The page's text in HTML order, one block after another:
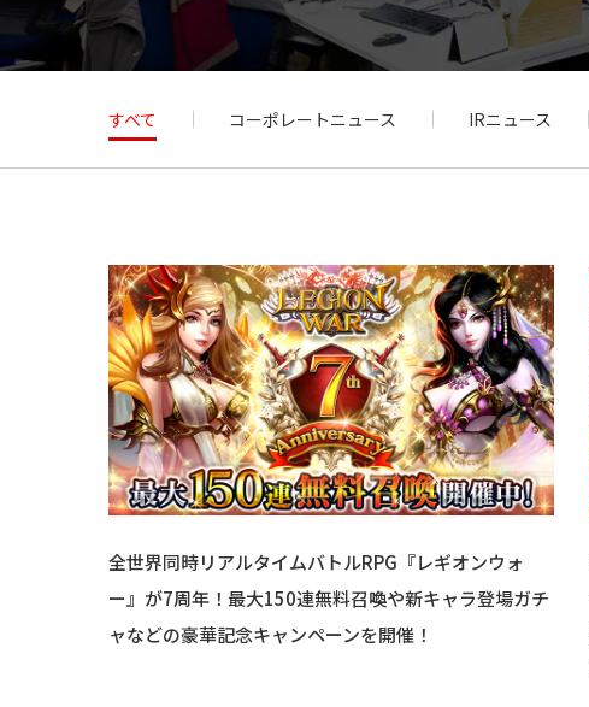
すべて コーポレートニュース IRニュース
全世界同時リアルタイムバトルRPG『レギオンウォ
ー』が7周年！最大150連無料召喚や新キャラ登場ガチ
ャなどの豪華記念キャンペーンを開催！